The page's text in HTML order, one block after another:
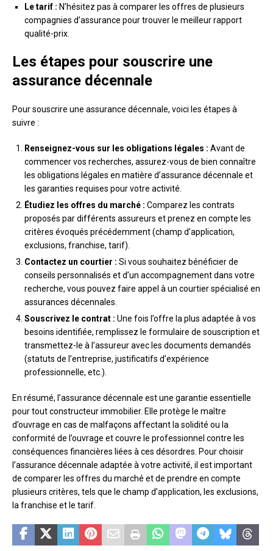
Le tarif : N’hésitez pas à comparer les offres de plusieurs
compagnies d’assurance pour trouver le meilleur rapport
qualité-prix.
Les étapes pour souscrire une
assurance décennale
Pour souscrire une assurance décennale, voici les étapes à
suivre :
Renseignez-vous sur les obligations légales : Avant de
commencer vos recherches, assurez-vous de bien connaître
les obligations légales en matière d’assurance décennale et
les garanties requises pour votre activité.
Étudiez les offres du marché : Comparez les contrats
proposés par différents assureurs et prenez en compte les
critères évoqués précédemment (champ d’application,
exclusions, franchise, tarif).
Contactez un courtier : Si vous souhaitez bénéficier de
conseils personnalisés et d’un accompagnement dans votre
recherche, vous pouvez faire appel à un courtier spécialisé en
assurances décennales.
Souscrivez le contrat : Une fois l’offre la plus adaptée à vos
besoins identifiée, remplissez le formulaire de souscription et
transmettez-le à l’assureur avec les documents demandés
(statuts de l’entreprise, justificatifs d’expérience
professionnelle, etc.).
En résumé, l’assurance décennale est une garantie essentielle
pour tout constructeur immobilier. Elle protège le maître
d’ouvrage en cas de malfaçons affectant la solidité ou la
conformité de l’ouvrage et couvre le professionnel contre les
conséquences financières liées à ces désordres. Pour choisir
l’assurance décennale adaptée à votre activité, il est important
de comparer les offres du marché et de prendre en compte
plusieurs critères, tels que le champ d’application, les exclusions,
la franchise et le tarif.